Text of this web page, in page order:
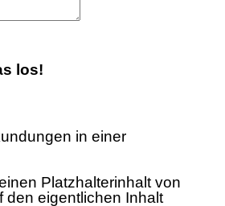
los!
in einer
Platzhalterinhalt von
den eigentlichen Inhalt